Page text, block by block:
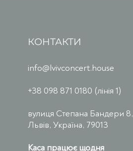
КОНТАКТИ
info@lvivconcert.house
+38 098 871 0180 (лінія 1)
вулиця Степана Бандери 8,
Львів, Україна, 79013
Каса працює щодня